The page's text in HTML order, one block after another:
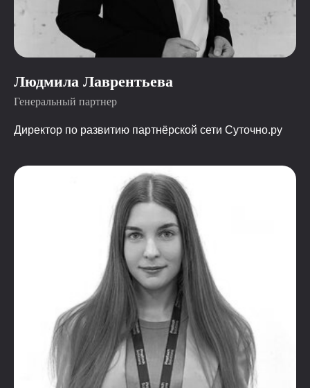
Людмила Лаврентьева
Генеральный партнер
Директор по развитию партнёрской сети Суточно.ру